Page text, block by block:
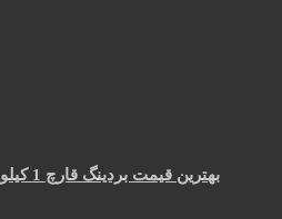
بهترین قیمت بردینگ قارچ 1 کیلویی در آذر ۱۴۰۴